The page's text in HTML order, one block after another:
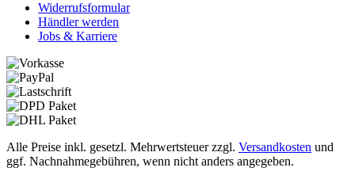
Widerrufsformular
Händler werden
Jobs & Karriere
Alle Preise inkl. gesetzl. Mehrwertsteuer zzgl. Versandkosten und
ggf. Nachnahmegebühren, wenn nicht anders angegeben.